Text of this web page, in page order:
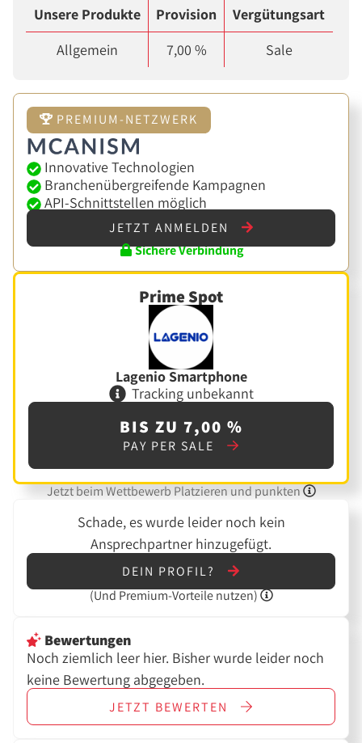
Unsere Produkte Provision
Vergütungsart
Allgemein
7,00 % Sale
PREMIUM-NETZWERK
Innovative Technologien
Branchenübergreifende Kampagnen
API-Schnittstellen möglich
JETZT ANMELDEN
Sichere Verbindung
Prime Spot
Lagenio Smartphone
Tracking unbekannt
BIS ZU 7,00 %
PAY PER SALE
Jetzt beim Wettbewerb Platzieren und punkten
Schade, es wurde leider noch kein
Ansprechpartner hinzugefügt.
DEIN PROFIL?
(Und Premium-Vorteile nutzen)
Bewertungen
Noch ziemlich leer hier. Bisher wurde leider noch
keine Bewertung abgegeben.
JETZT BEWERTEN